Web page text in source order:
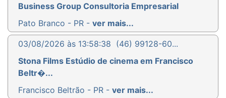
Business Group Consultoria Empresarial
Pato Branco - PR - ver mais...
03/08/2026 às 13:58:38 (46) 99128-60...
Stona Films Estúdio de cinema em Francisco
Beltr�...
Francisco Beltrão - PR - ver mais...